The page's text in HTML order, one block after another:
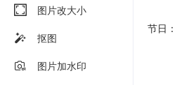
图片改大小
抠图
图片加水印
节日：